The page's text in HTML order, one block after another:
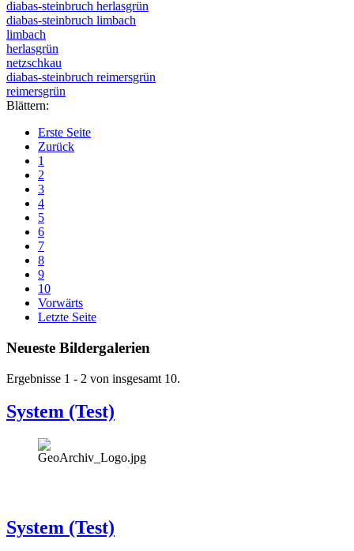
diabas-steinbruch herlasgrün
diabas-steinbruch limbach
limbach
herlasgrün
netzschkau
diabas-steinbruch reimersgrün
reimersgrün
Blättern:
Erste Seite
Zurück
1
2
3
4
5
6
7
8
9
10
Vorwärts
Letzte Seite
Neueste Bildergalerien
Ergebnisse 1 - 2 von insgesamt 10.
System (Test)
System (Test)